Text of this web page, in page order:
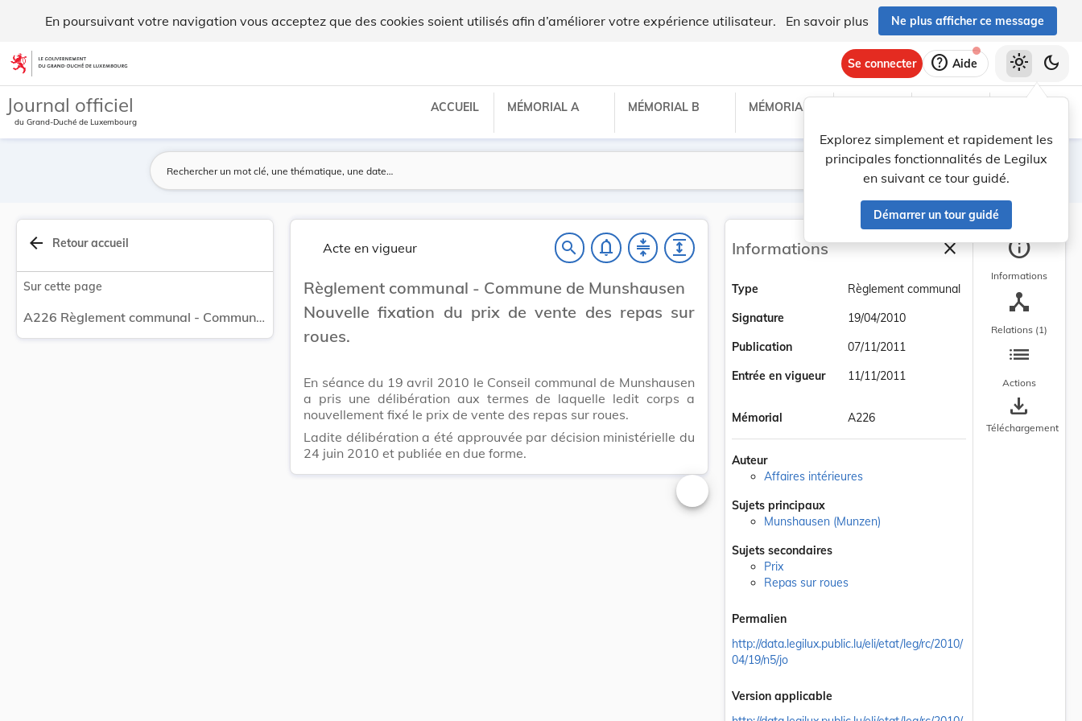
En poursuivant votre navigation vous acceptez que des cookies soient utilisés afin d’améliorer votre expérience utilisateur. En savoir plus Ne plus afficher ce message
Aller au contenu
Se connecter help Aide
Explorez simplement et rapidement les
principales fonctionnalités de Legilux
en suivant ce tour guidé.
Démarrer un tour guidé
light_mode dark_mode
Journal officiel
du Grand-Duché de Luxembourg
ACCUEIL MÉMORIAL A MÉMORIAL B MÉMORIAL C
Lancer la recherche
Filtres
arrow_back Retour accueil
Sur cette page
A226 Règlement communal - Commune de Munshausen Nouvelle fixation du prix de vente des repas sur roués.
Acte en vigueur search notifications_none compress expand
Règlement communal - Commune de Munshausen
Nouvelle fixation du prix de vente des repas sur
roues.
En séance du 19 avril 2010 le Conseil communal de Munshausen
a pris une délibération aux termes de laquelle ledit corps a
nouvellement fixé le prix de vente des repas sur roues.
Ladite délibération a été approuvée par décision ministérielle du
24 juin 2010 et publiée en due forme.
Changer la taille du texte
Informations closeFermer la barre
Type
Règlement communal
Signature
19/04/2010
Publication
07/11/2011
Entrée en vigueur
11/11/2011
Mémorial A226
Auteur
Affaires intérieures
Sujets principaux
Munshausen (Munzen)
Sujets secondaires
Prix
Repas sur roues
Permalien
http://data.legilux.public.lu/eli/etat/leg/rc/2010/
04/19/n5/jo
Version applicable
info
Informations
device_hub
Relations (1)
list
Actions
save_alt
Téléchargement